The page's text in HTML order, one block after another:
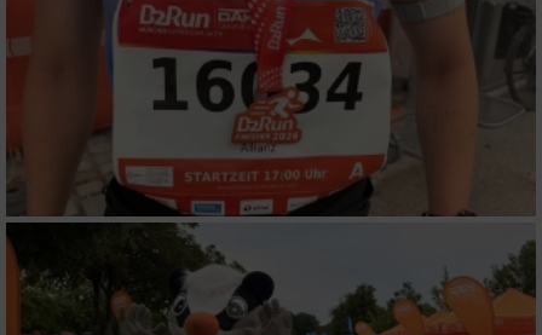
Messung der Werbeleistung
Messung der Performance von Inhalten
Analyse von Zielgruppen durch Statistiken
oder Kombinationen von Daten aus
verschiedenen Quellen
Entwicklung und Verbesserung der Angebote
Verwendung reduzierter Daten zur Auswahl
von Inhalten